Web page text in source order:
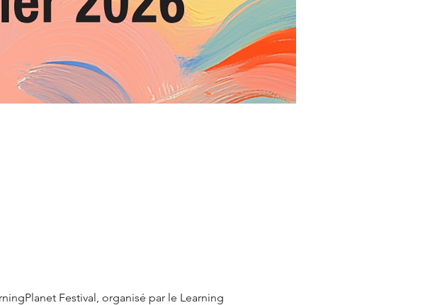
Festival, organisé par le Learning